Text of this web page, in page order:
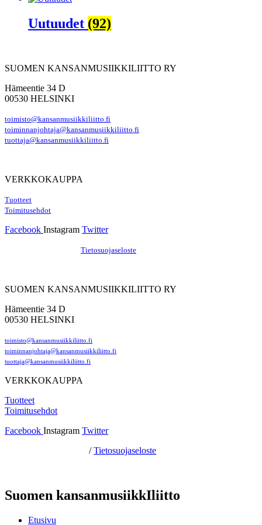
Uutuudet (92)
SUOMEN KANSANMUSIIKKILIITTO RY
Hämeentie 34 D
00530 HELSINKI
toimisto@kansanmusiikkiliitto.fi
toiminnanjohtaja@kansanmusiikkiliitto.fi
tuottaja@kansanmusiikkiliitto.fi
VERKKOKAUPPA
Tuotteet
Toimitusehdot
Facebook Instagram Twitter
Tietosuojaseloste
SUOMEN KANSANMUSIIKKILIITTO RY
Hämeentie 34 D
00530 HELSINKI
toimisto@kansanmusiikkiliitto.fi
toiminnanjohtaja@kansanmusiikkiliitto.fi
tuottaja@kansanmusiikkiliitto.fi
VERKKOKAUPPA
Tuotteet
Toimitusehdot
Facebook Instagram Twitter
/Tietosuojaseloste
Suomen kansanmusiikkIliitto
Etusivu